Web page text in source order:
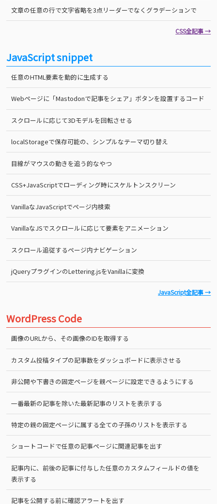
文章の任意の行で文字省略を3点リーダーでなくグラデーションで
CSS全記事 →
JavaScript snippet
任意のHTML要素を動的に生成する
Webページに「Mastodonで記事をシェア」ボタンを設置するコード
スクロールに応じて3Dモデルを回転させる
localStorageで保存可能の、シンプルなテーマ切り替え
目線がマウスの動きを追う的なやつ
CSS+JavaScriptでローディング時にスケルトンスクリーン
VanillaなJavaScriptでページ内検索
VanillaなJSでスクロールに応じて要素をアニメーション
スクロール追従するページ内ナビゲーション
jQueryプラグインのLettering.jsをVanillaに変換
JavaScript全記事 →
WordPress Code
画像のURLから、その画像のIDを取得する
カスタム投稿タイプの記事数をダッシュボードに表示させる
非公開や下書きの固定ページを親ページに設定できるようにする
一番最新の記事を除いた最新記事のリストを表示する
特定の親の固定ページに属する全ての子孫のリストを表示する
ショートコードで任意の記事ページに関連記事を出す
記事内に、前後の記事に付与した任意のカスタムフィールドの値を
表示する
記事を公開する前に確認アラートを出す